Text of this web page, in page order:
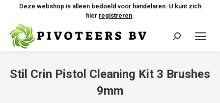
Deze webshop is alleen bedoeld voor handelaren. U kunt zich
hier registreren.
Zoeken:
Stil Crin Pistol Cleaning Kit 3 Brushes
9mm